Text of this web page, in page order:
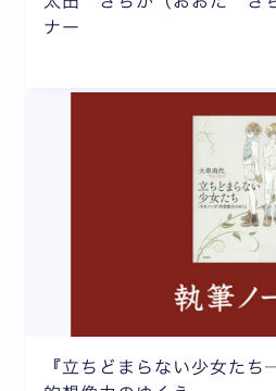
ナー
『立ちどまらない少女た